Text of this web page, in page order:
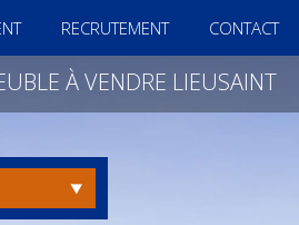
RECRUTEMENT CONTACT
À VENDRE LIEUSAINT